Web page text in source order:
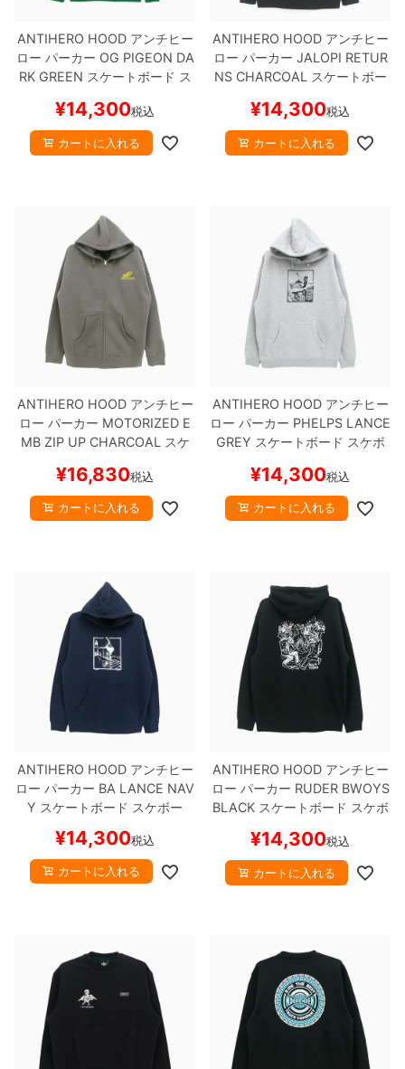
ANTIHERO HOODアンチヒー
ロー パーカー OG PIGEON DA
RK GREEN スケートボード ス
¥14,300税込
カートに入れる
ANTIHERO HOODアンチヒー
ロー パーカー JALOPI RETUR
NSCHARCOALスケートボー
¥14,300税込
カートに入れる
ANTIHERO HOODアンチヒー
ロー パーカー MOTORIZED E
MB ZIP UPCHARCOAL
スケ
¥16,830税込
カートに入れる
ANTIHERO HOODアンチヒー
ロー パーカー PHELPS LANCE
GREY スケートボード スケボ
¥14,300税込
カートに入れる
ANTIHERO HOODアンチヒー
ロー パーカー BA LANCE NAV
Y スケートボード スケボー
¥14,300税込
カートに入れる
ANTIHERO HOODアンチヒー
ロー パーカー RUDER BWOYS
BLACKスケートボード スケボ
¥14,300税込
カートに入れる
8.3inch
8.4inch
8.5inch
8.7inch
8.8inch
8.9inch
シェイプデッキ
高性能デッキ
8.4inch
8.5inch
8.6inch
8.8inch
8.9inch
9.0inch以上
63mm
64mm
65mm
75mm
110mm
練習用アイテム（初心者におすすめ）
スケートケース・バッグ
27cm
27.5cm
28cm
29.5cm
30cm
キャップ
ソックス
サイズの測り方